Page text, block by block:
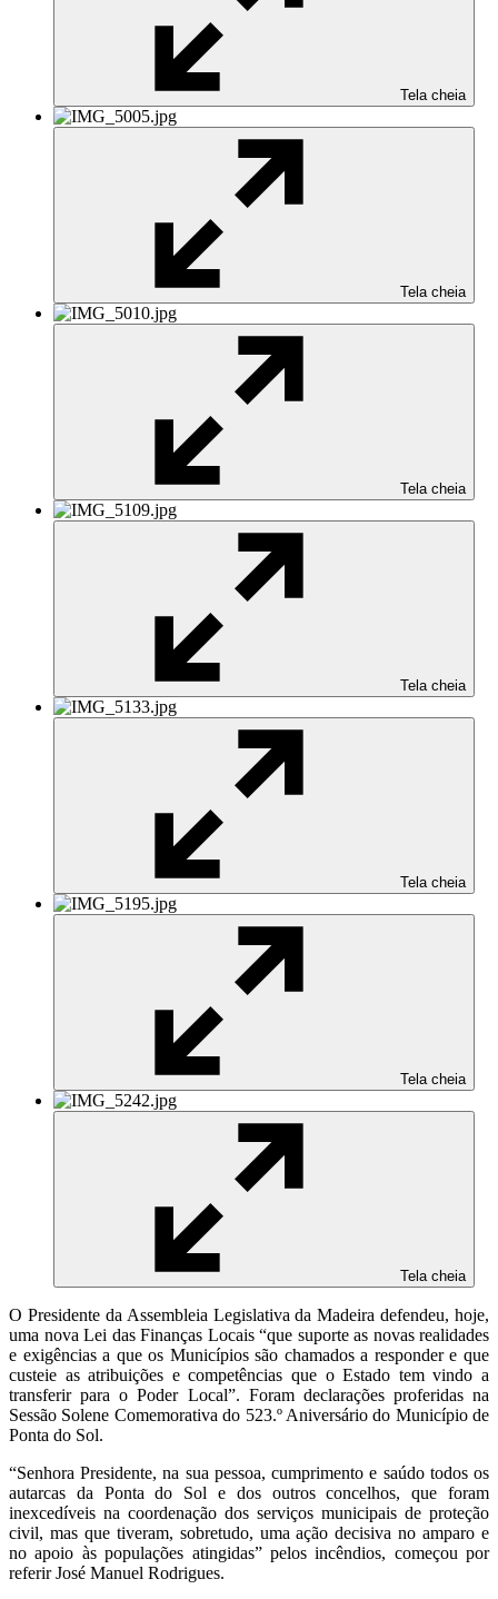
Tela cheia
Tela cheia
Tela cheia
Tela cheia
Tela cheia
Tela cheia
Tela cheia
O Presidente da Assembleia Legislativa da Madeira defendeu, hoje,
uma nova Lei das Finanças Locais “que suporte as novas realidades
e exigências a que os Municípios são chamados a responder e que
custeie as atribuições e competências que o Estado tem vindo a
transferir para o Poder Local”. Foram declarações proferidas na
Sessão Solene Comemorativa do 523.º Aniversário do Município de
Ponta do Sol.
“Senhora Presidente, na sua pessoa, cumprimento e saúdo todos os
autarcas da Ponta do Sol e dos outros concelhos, que foram
inexcedíveis na coordenação dos serviços municipais de proteção
civil, mas que tiveram, sobretudo, uma ação decisiva no amparo e
no apoio às populações atingidas” pelos incêndios, começou por
referir José Manuel Rodrigues.